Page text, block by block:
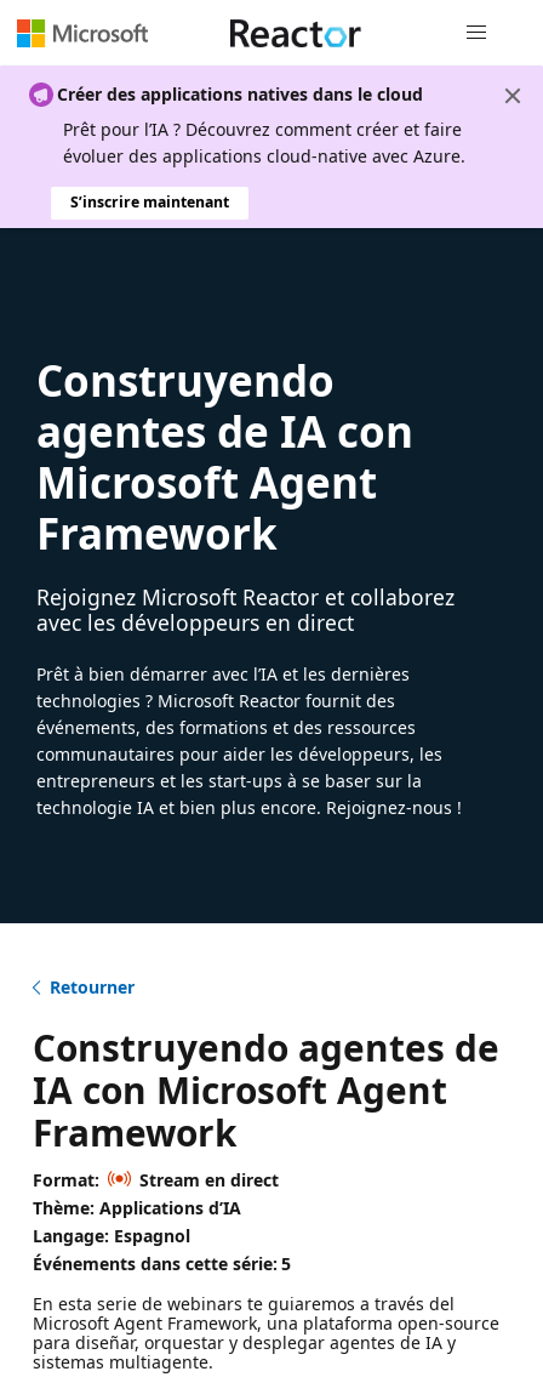
Créer des applications natives dans le cloud
Prêt pour l’IA ? Découvrez comment créer et faire
évoluer des applications cloud-native avec Azure.
S’inscrire maintenant
Construyendo
agentes de IA con
Microsoft Agent
Framework
Rejoignez Microsoft Reactor et collaborez
avec les développeurs en direct
Prêt à bien démarrer avec l’IA et les dernières
technologies ? Microsoft Reactor fournit des
événements, des formations et des ressources
communautaires pour aider les développeurs, les
entrepreneurs et les start-ups à se baser sur la
technologie IA et bien plus encore. Rejoignez-nous !
Retourner
Construyendo agentes de
IA con Microsoft Agent
Framework
Format:
Stream en direct
Thème: Applications d’IA
Langage: Espagnol
Événements dans cette série: 5
En esta serie de webinars te guiaremos a través del
Microsoft Agent Framework, una plataforma open-source
para diseñar, orquestar y desplegar agentes de IA y
sistemas multiagente.